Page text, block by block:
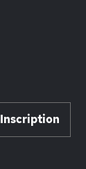
Inscription